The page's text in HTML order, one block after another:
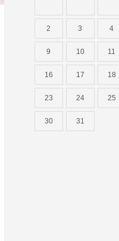
2 3 4
9 10 11
16 17 18
23 24 25
30 31